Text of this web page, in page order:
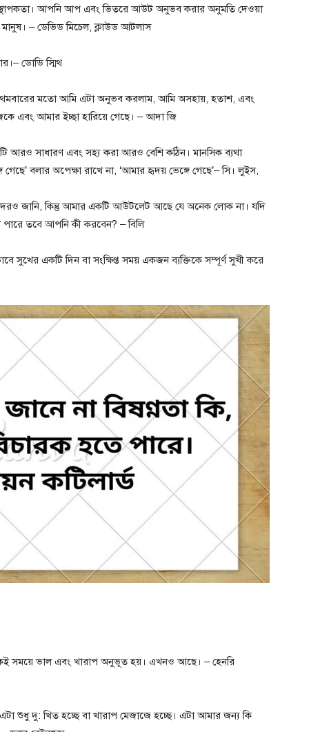
আপনি আপ এবং ভিতরে আউট অনুভব করার অনুমতি দেওয়া
– ডেভিড মিচেল, ক্লাউড আটলাস
ডোডি স্মিথ
মতো আমি এটা অনুভব করলাম, আমি অসহায়, হতাশ, এবং
এবং আমার ইচ্ছা হারিয়ে গেছে। – আদা জি
আরও সাধারণ এবং সহ্য করা আরও বেশি কঠিন। মানসিক ব্যথা
বলার অপেক্ষা রাখে না, ‘আমার হৃদয় ভেঙ্গে গেছে’– সি। লুইস,
জানি, কিন্তু আমার একটি আউটলেট আছে যে অনেক লোক না। যদি
তবে আপনি কী করবেন? – বিলি
সুখের একটি দিন বা সংক্ষিপ্ত সময় একজন ব্যক্তিকে সম্পূর্ণ সুখী করে
সময়ে ভাল এবং খারাপ অনুভূত হয়। এখনও আছে। – হেনরি
শুধু দু: খিত হচ্ছে বা খারাপ মেজাজে হচ্ছে। এটা আমার জন্য কি